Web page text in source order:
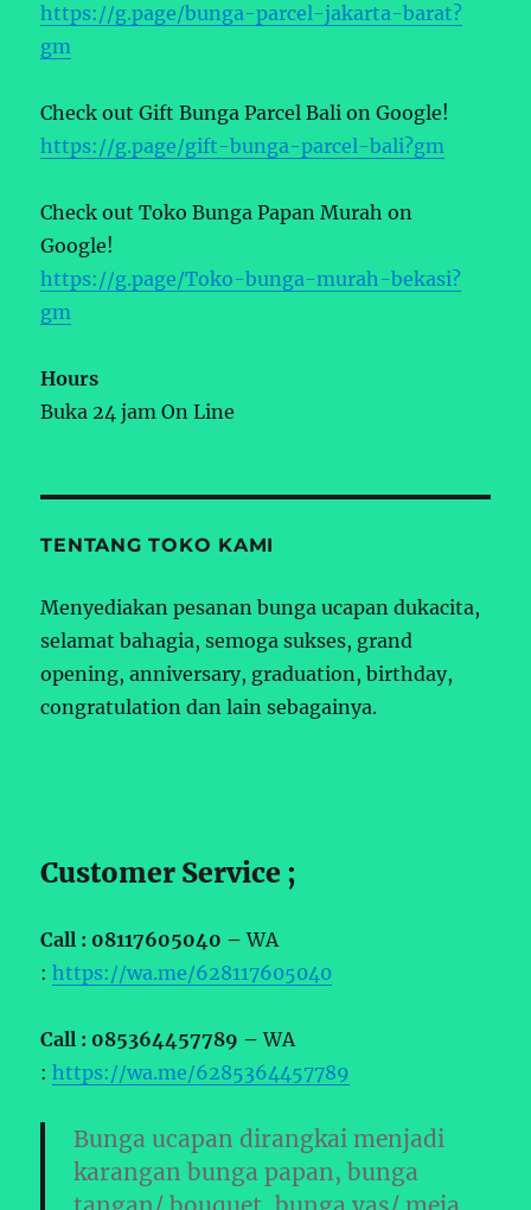
https://g.page/bunga-parcel-jakarta-barat?
gm
Check out Gift Bunga Parcel Bali on Google!
https://g.page/gift-bunga-parcel-bali?gm
Check out Toko Bunga Papan Murah on
Google!
https://g.page/Toko-bunga-murah-bekasi?
gm
Hours
Buka 24 jam On Line
TENTANG TOKO KAMI
Menyediakan pesanan bunga ucapan dukacita,
selamat bahagia, semoga sukses, grand
opening, anniversary, graduation, birthday,
congratulation dan lain sebagainya.
Customer Service ;
Call : 08117605040 –WA
:https://wa.me/628117605040
Call : 085364457789 –WA
:https://wa.me/6285364457789
Bunga ucapan dirangkai menjadi
karangan bunga papan, bunga